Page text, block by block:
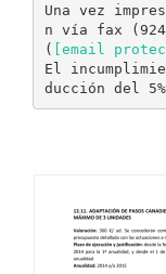
Una vez
n vía fax
( [email
El